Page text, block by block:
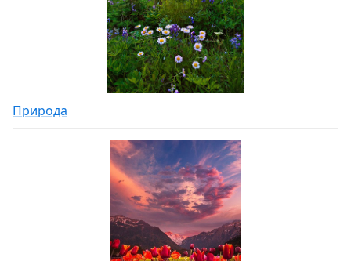
Природа